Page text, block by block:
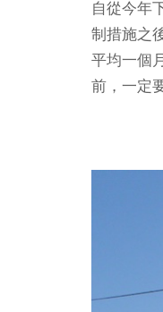
自從今年
制措施之
平均一個
前，一定